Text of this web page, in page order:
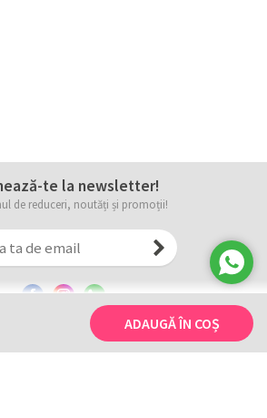
ADAUGĂ ÎN COȘ
te la newsletter!
de reduceri, noutăți și promoții!
Tricourile noastre